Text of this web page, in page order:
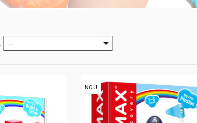
--
NOU